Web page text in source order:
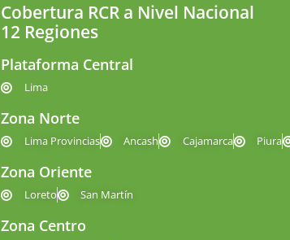
Cobertura RCR a Nivel Nacional
12 Regiones
Plataforma Central
Lima
Zona Norte
Lima Provincias Ancash Cajamarca Piura
Zona Oriente
Loreto San Martín
Zona Centro